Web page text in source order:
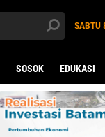
SABTU
SOSOK EDUKASI